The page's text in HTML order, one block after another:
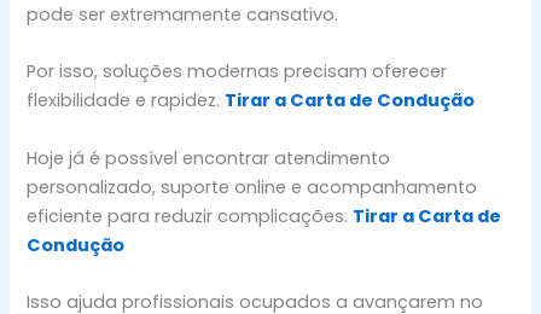
pode ser extremamente cansativo.
Por isso, soluções modernas precisam oferecer
flexibilidade e rapidez. Tirar a Carta de Condução
Hoje já é possível encontrar atendimento
personalizado, suporte online e acompanhamento
eficiente para reduzir complicações. Tirar a Carta de
Condução
Isso ajuda profissionais ocupados a avançarem no